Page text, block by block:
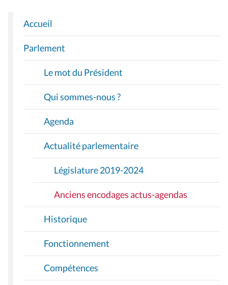
N
A
V
G
T
O
Accueil
Parlement
Le mot du Président
Qui sommes-nous ?
Agenda
Actualité parlementaire
Législature 2019-2024
Anciens encodages actus-agendas
Historique
Fonctionnement
Compétences